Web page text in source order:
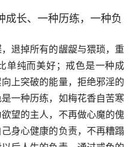
成长、一种历练，一种负
退掉所有的龌龊与猥琐，重
单纯而美好；戒色是一种成
上突破的能量，拒绝邪淫的
一种历练，如梅花香自苦寒
望的主人，不再做心魔的傀
身心健康的负责，不再糟蹋